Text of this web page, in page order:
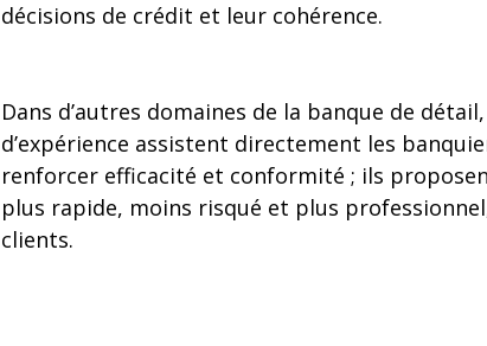
décisions de crédit et leur cohérence.
Dans d’autres domaines de la banque de
d’expérience assistent directement les
renforcer efficacité et conformité ; ils
plus rapide, moins risqué et plus
clients.